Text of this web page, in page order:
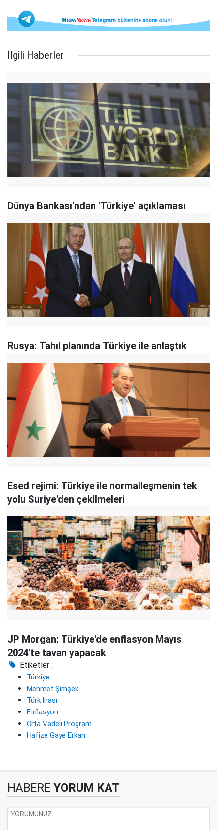
İlgili Haberler
Dünya Bankası'ndan 'Türkiye' açıklaması
Rusya: Tahıl planında Türkiye ile anlaştık
Esed rejimi: Türkiye ile normalleşmenin tek
yolu Suriye'den çekilmeleri
JP Morgan: Türkiye'de enflasyon Mayıs
2024'te tavan yapacak
Etiketler :
Türkiye
Mehmet Şimşek
Türk lirası
Enflasyon
Orta Vadeli Program
Hafize Gaye Erkan
HABERE YORUM KAT